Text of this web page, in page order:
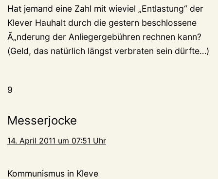
Hat jemand eine Zahl mit wieviel „Entlastung“ der
Klever Hauhalt durch die gestern beschlossene
Ã„nderung der Anliegergebühren rechnen kann?
(Geld, das natürlich längst verbraten sein dürfte…)
9
Messerjocke
14. April 2011 um 07:51 Uhr
Kommunismus in Kleve